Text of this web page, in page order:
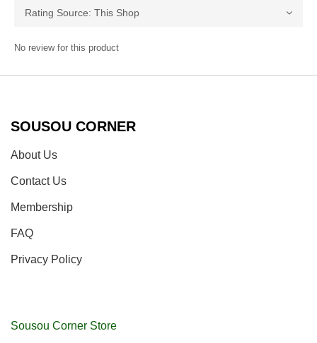
No review for this product
SOUSOU CORNER
About Us
Contact Us
Membership
FAQ
Privacy Policy
Sousou Corner Store